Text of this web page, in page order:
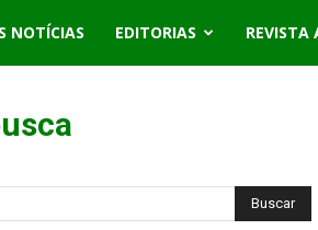
NOTÍCIAS EDITORIAS REVISTA